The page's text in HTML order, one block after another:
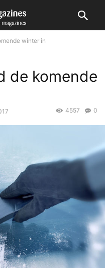
winter in
de komende
0
4557